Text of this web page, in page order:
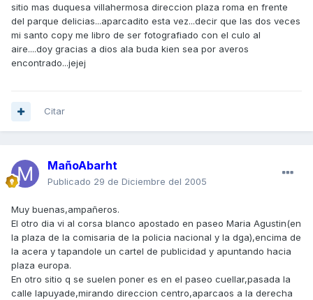
sitio mas duquesa villahermosa direccion plaza roma en frente
del parque delicias...aparcadito esta vez...decir que las dos veces
mi santo copy me libro de ser fotografiado con el culo al
aire....doy gracias a dios ala buda kien sea por averos
encontrado...jejej
Citar
MañoAbarht
Publicado 29 de Diciembre del 2005
Muy buenas,ampañeros.
El otro dia vi al corsa blanco apostado en paseo Maria Agustin(en
la plaza de la comisaria de la policia nacional y la dga),encima de
la acera y tapandole un cartel de publicidad y apuntando hacia
plaza europa.
En otro sitio q se suelen poner es en el paseo cuellar,pasada la
calle lapuyade,mirando direccion centro,aparcaos a la derecha